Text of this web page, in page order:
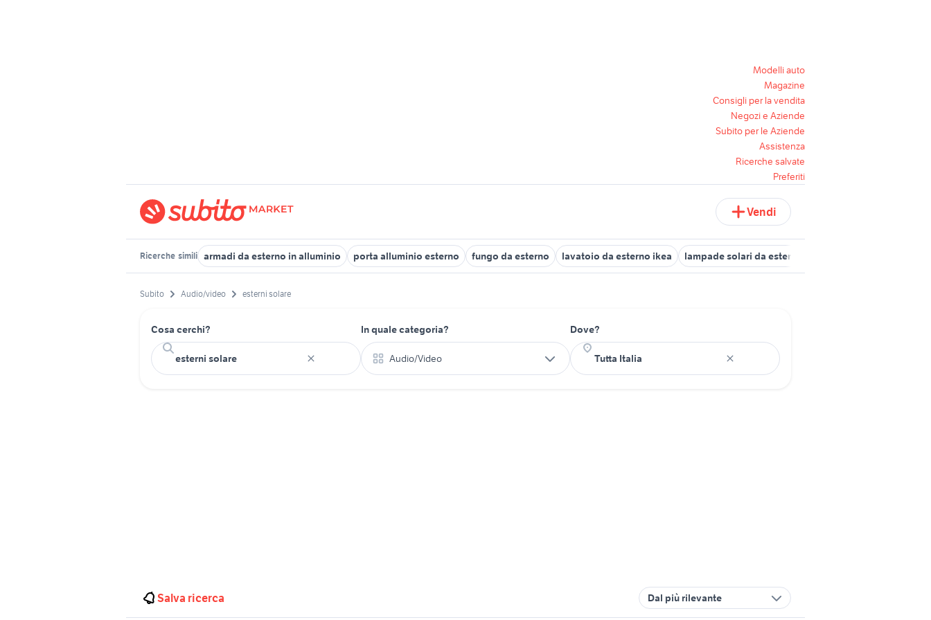
Modelli auto
Magazine
Consigli per la vendita
Negozi e Aziende
Subito per le Aziende
Assistenza
Ricerche salvate
Preferiti
Vendi
Ricerche simili armadi da esterno in alluminio porta alluminio esterno fungo da esterno lavatoio da esterno ikea lampade solari da esterno potenti
Subito Audio/video esterni solare
Cosa cerchi? In quale categoria?
Audio/Video
Dove?
Salva ricerca Dal più rilevante